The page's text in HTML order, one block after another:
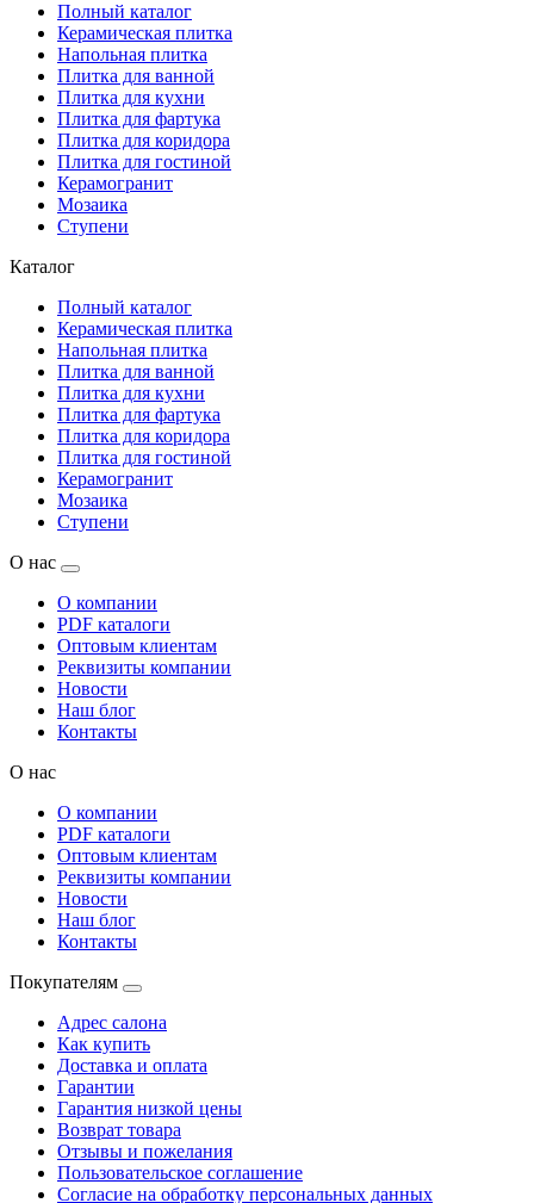
Полный каталог
Керамическая плитка
Напольная плитка
Плитка для ванной
Плитка для кухни
Плитка для фартука
Плитка для коридора
Плитка для гостиной
Керамогранит
Мозаика
Ступени
Каталог
Полный каталог
Керамическая плитка
Напольная плитка
Плитка для ванной
Плитка для кухни
Плитка для фартука
Плитка для коридора
Плитка для гостиной
Керамогранит
Мозаика
Ступени
О нас
О компании
PDF каталоги
Оптовым клиентам
Реквизиты компании
Новости
Наш блог
Контакты
О нас
О компании
PDF каталоги
Оптовым клиентам
Реквизиты компании
Новости
Наш блог
Контакты
Покупателям
Адрес салона
Как купить
Доставка и оплата
Гарантии
Гарантия низкой цены
Возврат товара
Отзывы и пожелания
Пользовательское соглашение
Согласие на обработку персональных данных